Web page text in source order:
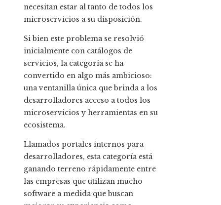
necesitan estar al tanto de todos los
microservicios a su disposición.
Si bien este problema se resolvió
inicialmente con catálogos de
servicios, la categoría se ha
convertido en algo más ambicioso:
una ventanilla única que brinda a los
desarrolladores acceso a todos los
microservicios y herramientas en su
ecosistema.
Llamados portales internos para
desarrolladores, esta categoría está
ganando terreno rápidamente entre
las empresas que utilizan mucho
software a medida que buscan